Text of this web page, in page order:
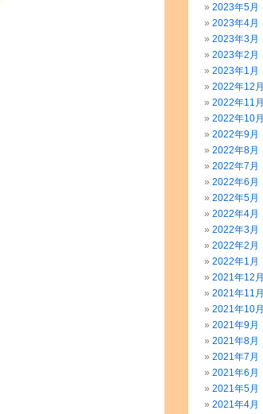
2023年5月
2023年4月
2023年3月
2023年2月
2023年1月
2022年12月
2022年11月
2022年10月
2022年9月
2022年8月
2022年7月
2022年6月
2022年5月
2022年4月
2022年3月
2022年2月
2022年1月
2021年12月
2021年11月
2021年10月
2021年9月
2021年8月
2021年7月
2021年6月
2021年5月
2021年4月